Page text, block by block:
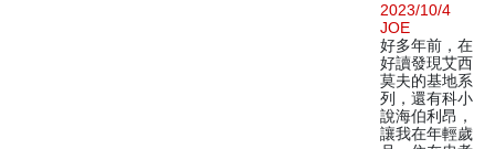
2023/10/4
JOE
好多年前，在
好讀發現艾西
莫夫的基地系
列，還有科小
說海伯利昂，
讓我在年輕歲